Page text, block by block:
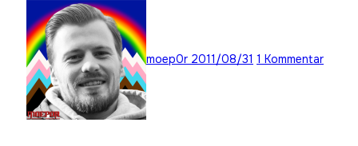
moep0r 2011/08/31 1 Kommentar